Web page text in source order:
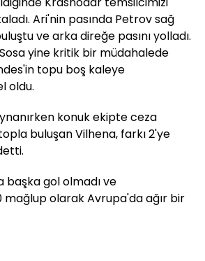
Ari'nin pasında Petrov sağ
ve arka direğe pasını yolladı.
yine kritik bir müdahalede
topu boş kaleye
oldu.
konuk ekipte ceza
buluşan Vilhena, farkı 2'ye
başka gol olmadı ve
olarak Avrupa'da ağır bir